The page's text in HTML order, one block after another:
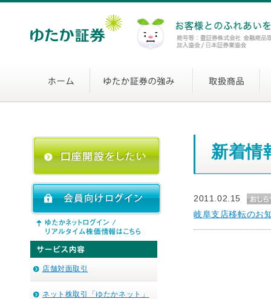
新着情
2011.02.15
岐阜支店移転のお
店舗対面取引
ネット株取引「ゆたかネット」